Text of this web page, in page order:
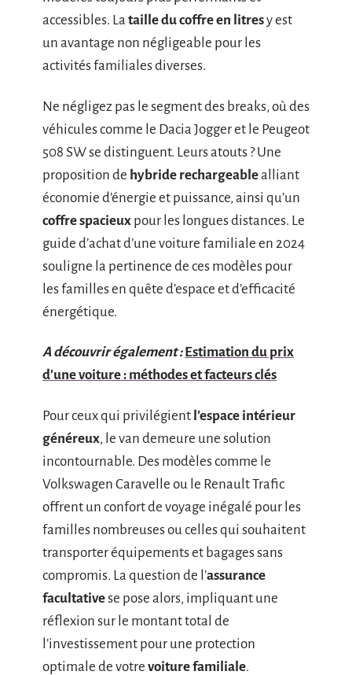
accessibles. La taille du coffre en litresy est
un avantage non négligeable pour les
activités familiales diverses.
Ne négligez pas le segment des breaks, où des
véhicules comme le Dacia Jogger et le Peugeot
508 SW se distinguent. Leurs atouts ? Une
proposition de hybride rechargeablealliant
économie d’énergie et puissance, ainsi qu’un
coffre spacieux pour les longues distances. Le
guide d’achat d’une voiture familiale en 2024
souligne la pertinence de ces modèles pour
les familles en quête d’espace et d’efficacité
énergétique.
A découvrir également : Estimation du prix
d'une voiture : méthodes et facteurs clés
Pour ceux qui privilégient l’espace intérieur
généreux, le van demeure une solution
incontournable. Des modèles comme le
Volkswagen Caravelle ou le Renault Trafic
offrent un confort de voyage inégalé pour les
familles nombreuses ou celles qui souhaitent
transporter équipements et bagages sans
compromis. La question de l’assurance
facultativese pose alors, impliquant une
réflexion sur le montant total de
l’investissement pour une protection
optimale de votre voiture familiale.